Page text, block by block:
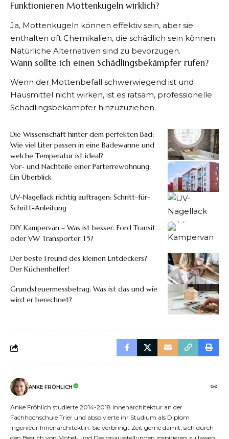
Funktionieren Mottenkugeln wirklich?
Ja, Mottenkugeln können effektiv sein, aber sie
enthalten oft Chemikalien, die schädlich sein können.
Natürliche Alternativen sind zu bevorzugen.
Wann sollte ich einen Schädlingsbekämpfer rufen?
Wenn der Mottenbefall schwerwiegend ist und
Hausmittel nicht wirken, ist es ratsam, professionelle
Schädlingsbekämpfer hinzuzuziehen.
Die Wissenschaft hinter dem perfekten Bad:
Wie viel Liter passen in eine Badewanne und
welche Temperatur ist ideal?
Vor- und Nachteile einer Parterrewohnung:
Ein Überblick
UV-Nagellack richtig auftragen: Schritt-für-
Schritt-Anleitung
DIY Kampervan – Was ist besser: Ford Transit
oder VW Transporter T5?
Der beste Freund des kleinen Entdeckers?
Der Küchenhelfer!
Grundsteuermessbetrag: Was ist das und wie
wird er berechnet?
ANKE FRÖHLICH
Anke Fröhlich studierte 2014-2018 Innenarchitektur an der
Fachhochschule Trier und absolvierte ihr Studium als Diplom
Ingenieur Innenarchitektin. Sie verbringt Zeit gerne damit, sich durch